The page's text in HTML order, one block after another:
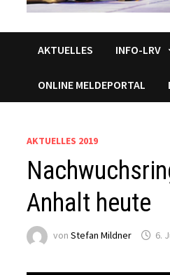
AKTUELLES INFO-LRV
ONLINE MELDEPORTAL
AKTUELLES 2019
Anhalt heute
vonStefan Mildner 6.